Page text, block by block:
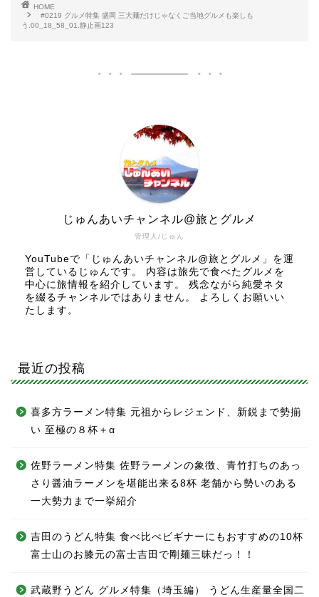
HOME
#0219 グルメ特集 盛岡 三大麺だけじゃなくご当地グルメも楽しも
う.00_18_58_01.静止画123
管理人/じゅん
じゅんあいチャンネル@旅とグルメ
YouTubeで「じゅんあいチャンネル@旅とグルメ」を運
営しているじゅんです。 内容は旅先で食べたグルメを
中心に旅情報を紹介しています。 残念ながら純愛ネタ
を綴るチャンネルではありません。 よろしくお願いい
たします。
最近の投稿
喜多方ラーメン特集 元祖からレジェンド、新鋭まで勢揃
い 至極の８杯＋α
佐野ラーメン特集 佐野ラーメンの象徴、青竹打ちのあっ
さり醤油ラーメンを堪能出来る8杯 老舗から勢いのある
一大勢力まで一挙紹介
吉田のうどん特集 食べ比べビギナーにもおすすめの10杯
富士山のお膝元の富士吉田で剛麺三昧だっ！！
武蔵野うどん グルメ特集（埼玉編） うどん生産量全国二